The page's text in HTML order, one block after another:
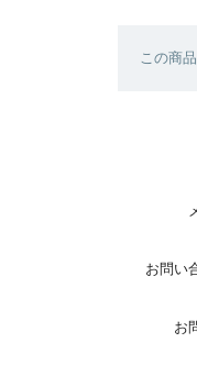
この商
お問い
お